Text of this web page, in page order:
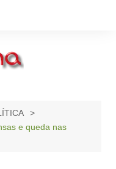
e queda nas